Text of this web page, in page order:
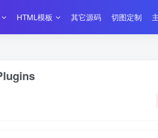
HTML模板 其它源码 切图定制